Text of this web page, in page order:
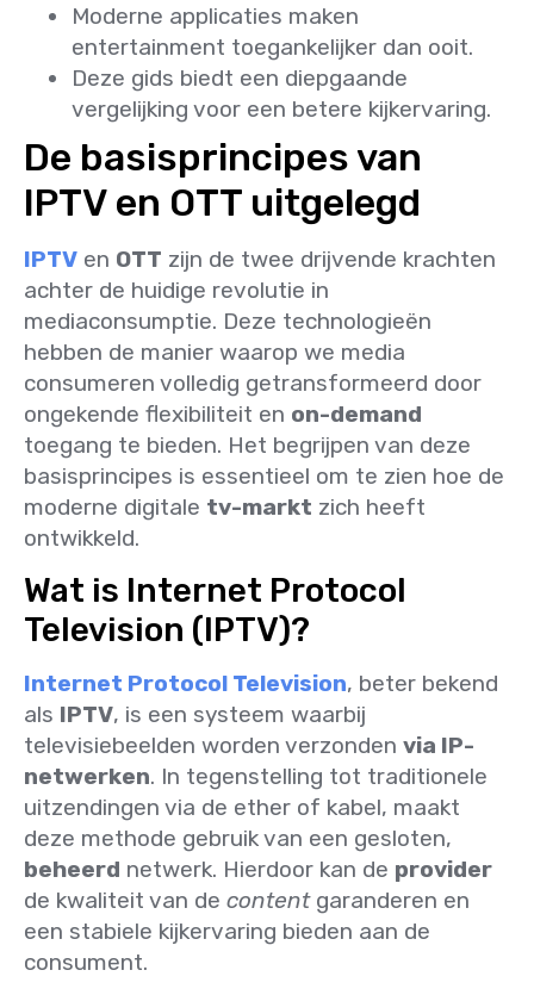
Moderne applicaties maken
entertainment toegankelijker dan ooit.
Deze gids biedt een diepgaande
vergelijking voor een betere kijkervaring.
De basisprincipes van
IPTV en OTT uitgelegd
IPTV en OTT zijn de twee drijvende krachten
achter de huidige revolutie in
mediaconsumptie. Deze technologieën
hebben de manier waarop we media
consumeren volledig getransformeerd door
ongekende flexibiliteit en on-demand
toegang te bieden. Het begrijpen van deze
basisprincipes is essentieel om te zien hoe de
moderne digitale tv-markt zich heeft
ontwikkeld.
Wat is Internet Protocol
Television (IPTV)?
Internet Protocol Television, beter bekend
als IPTV, is een systeem waarbij
televisiebeelden worden verzonden via IP-
netwerken. In tegenstelling tot traditionele
uitzendingen via de ether of kabel, maakt
deze methode gebruik van een gesloten,
beheerd netwerk. Hierdoor kan de provider
de kwaliteit van de contentgaranderen en
een stabiele kijkervaring bieden aan de
consument.